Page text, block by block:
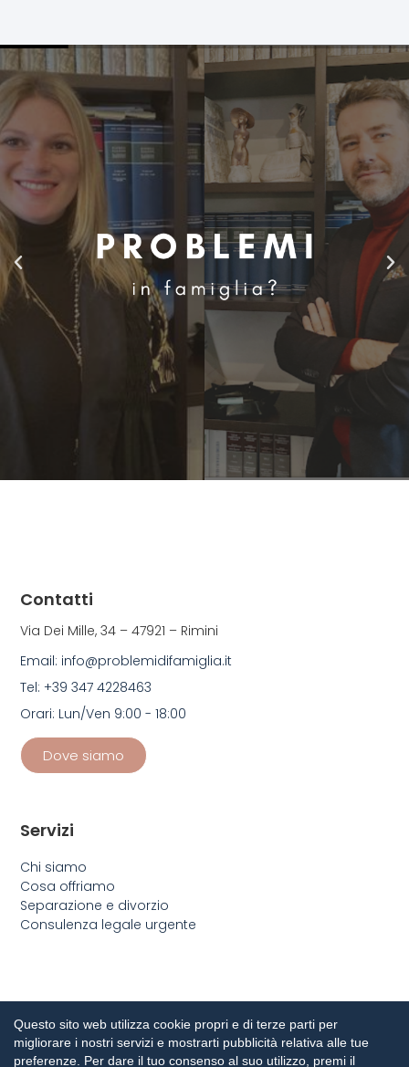
Servizi
Chi siamo
Cosa offriamo
Separazione e divorzio
Consulenza legale urgente
Contatti
Via Dei Mille, 34 – 47921 – Rimini
Email: info@problemidifamiglia.it
Tel: +39 347 4228463
Orari: Lun/Ven 9:00 - 18:00
Dove siamo
Questo sito web utilizza cookie propri e di terze parti per
migliorare i nostri servizi e mostrarti pubblicità relativa alle tue
preferenze. Per dare il tuo consenso al suo utilizzo, premi il